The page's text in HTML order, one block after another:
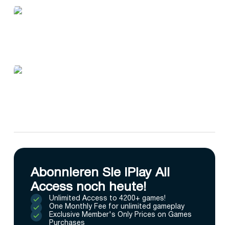
Abonnieren Sie IPlay All
Access noch heute!
Unlimited Access to 4200+ games!
One Monthly Fee for unlimited gameplay
Exclusive Member's Only Prices on Games
Purchases